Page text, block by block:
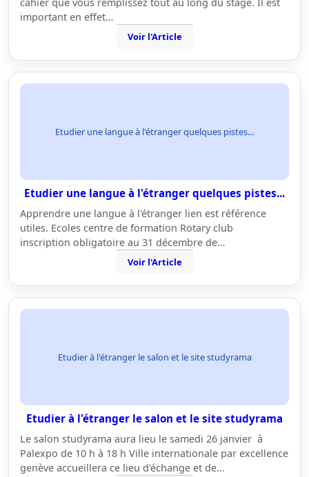
important en effet…
Voir l'Article
Etudier une langue à l'étranger quelques pistes...
Etudier une langue à l'étranger quelques pistes...
Apprendre une langue à l'étranger lien est référence
utiles. Ecoles centre de formation Rotary club
inscription obligatoire au 31 décembre de…
Voir l'Article
Etudier à l'étranger le salon et le site studyrama
Etudier à l'étranger le salon et le site studyrama
Le salon studyrama aura lieu le samedi 26 janvier à
Palexpo de 10 h à 18 h Ville internationale par excellence
genève accueillera ce lieu d'échange et de…